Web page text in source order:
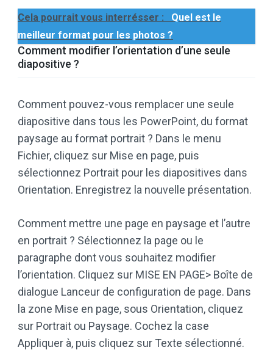
Cela pourrait vous interrésser :
Quel est le
meilleur format pour les photos ?
Comment modifier l’orientation d’une seule
diapositive ?
Comment pouvez-vous remplacer une seule
diapositive dans tous les PowerPoint, du format
paysage au format portrait ? Dans le menu
Fichier, cliquez sur Mise en page, puis
sélectionnez Portrait pour les diapositives dans
Orientation. Enregistrez la nouvelle présentation.
Comment mettre une page en paysage et l’autre
en portrait ? Sélectionnez la page ou le
paragraphe dont vous souhaitez modifier
l’orientation. Cliquez sur MISE EN PAGE> Boîte de
dialogue Lanceur de configuration de page. Dans
la zone Mise en page, sous Orientation, cliquez
sur Portrait ou Paysage. Cochez la case
Appliquer à, puis cliquez sur Texte sélectionné.